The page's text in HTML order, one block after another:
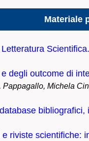
Materiale
degli outcome di
Pappagallo, Michela
riviste scientifiche: